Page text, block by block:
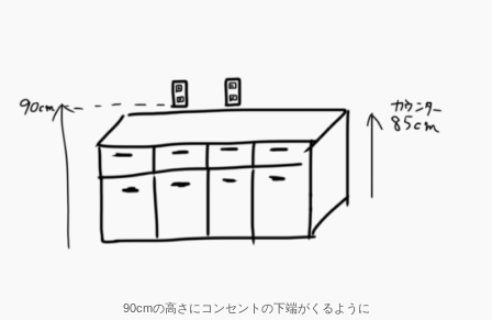
90cmの高さにコンセントの下端がくるように